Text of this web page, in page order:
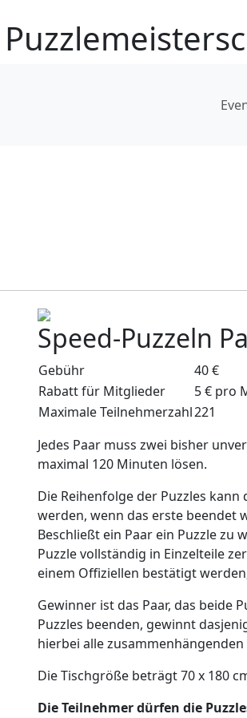
Speed-Puzzeln
Gebühr
40 €
Rabatt für Mitglieder
5 € pro
Maximale Teilnehmerzahl221
Jedes Paar muss zwei bisher
maximal 120 Minuten lösen.
Die Reihenfolge der Puzzles
werden, wenn das erste beendet
Beschließt ein Paar ein Puzzle zu
Puzzle vollständig in Einzelteile
einem Offiziellen bestätigt
Gewinner ist das Paar, das beide
Puzzles beenden, gewinnt
hierbei alle
Die Tischgröße beträgt 70 x 180
Die Teilnehmer dürfen die